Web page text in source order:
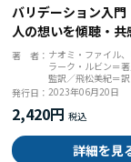
バリデーション入
人の想いを傾聴・共
ュニケーション法
著 者： ナオミ・ファイル
ラーク・ルビン＝
監訳／飛松美紀＝訳
発行日：2023年06月20日
2,420円
詳細を見